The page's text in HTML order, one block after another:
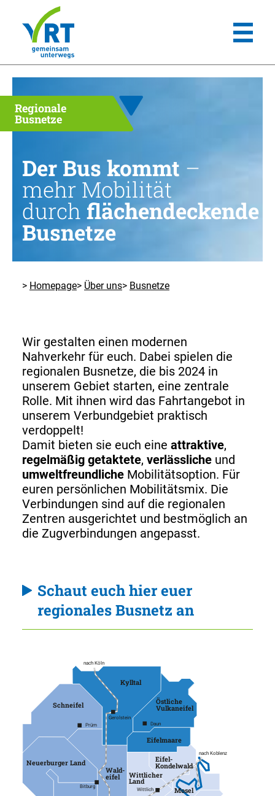
Regionale
Busnetze
Der Bus kommt –
mehr Mobilität
durch flächendeckende
Busnetze
Homepage Über uns Busnetze
Wir gestalten einen modernen
Nahverkehr für euch. Dabei spielen die
regionalen Busnetze, die bis 2024 in
unserem Gebiet starten, eine zentrale
Rolle. Mit ihnen wird das Fahrtangebot in
unserem Verbundgebiet praktisch
verdoppelt!
Damit bieten sie euch eine attraktive,
regelmäßig getaktete, verlässliche und
umweltfreundliche Mobilitätsoption. Für
euren persönlichen Mobilitätsmix. Die
Verbindungen sind auf die regionalen
Zentren ausgerichtet und bestmöglich an
die Zugverbindungen angepasst.
Schaut euch hier euer
regionales Busnetz an
nach Koblenz
nach Köln
Prüm Daun
Gerolstein
Bitburg
Wittlich
Kylltal
Schneifel
Wittlicher
Land
Mosel
Eifel-
Kondelwald
Eifelmaare
Wald-
eifel
Neuerburger Land
Östliche
Vulkaneifel